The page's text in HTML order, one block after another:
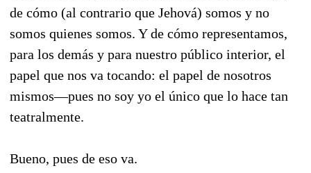
de cómo (al contrario que Jehová) somos y no
somos quienes somos. Y de cómo representamos,
para los demás y para nuestro público interior, el
papel que nos va tocando: el papel de nosotros
mismos—pues no soy yo el único que lo hace tan
teatralmente.
Bueno, pues de eso va.